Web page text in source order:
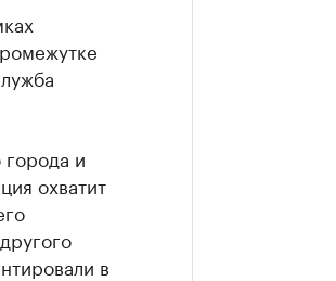
и
охватит
в